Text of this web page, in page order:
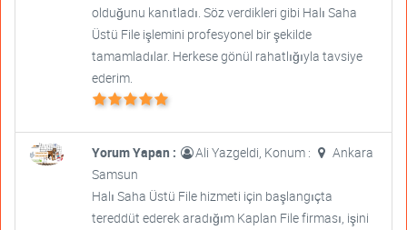
olduğunu kanıtladı. Söz verdikleri gibi Halı Saha
Üstü File işlemini profesyonel bir şekilde
tamamladılar. Herkese gönül rahatlığıyla tavsiye
ederim.
Yorum Yapan : Ali Yazgeldi, Konum :
Ankara
Samsun
Halı Saha Üstü File hizmeti için başlangıçta
tereddüt ederek aradığım Kaplan File firması, işini